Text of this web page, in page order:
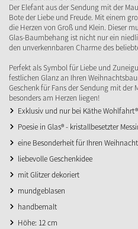
Der Elefant aus der Sendung mit der
Bote der Liebe und Freude. Mit einem
die Herzen von Groß und Klein. Dieser
Glas-Baumbehang ist nicht nur ein
den unverkennbaren Charme des
Perfekt als Symbol für Liebe und
festlichen Glanz an Ihren
Geschenk für Fans der Sendung mit der
besonders am Herzen liegen!
Exklusiv und nur bei Käthe Wohlfahrt®
Poesie in Glas® - kristallbesetzter
eine Besonderheit für Ihren
liebevolle Geschenkidee
mit Glitzer dekoriert
mundgeblasen
handbemalt
Höhe: 12 cm